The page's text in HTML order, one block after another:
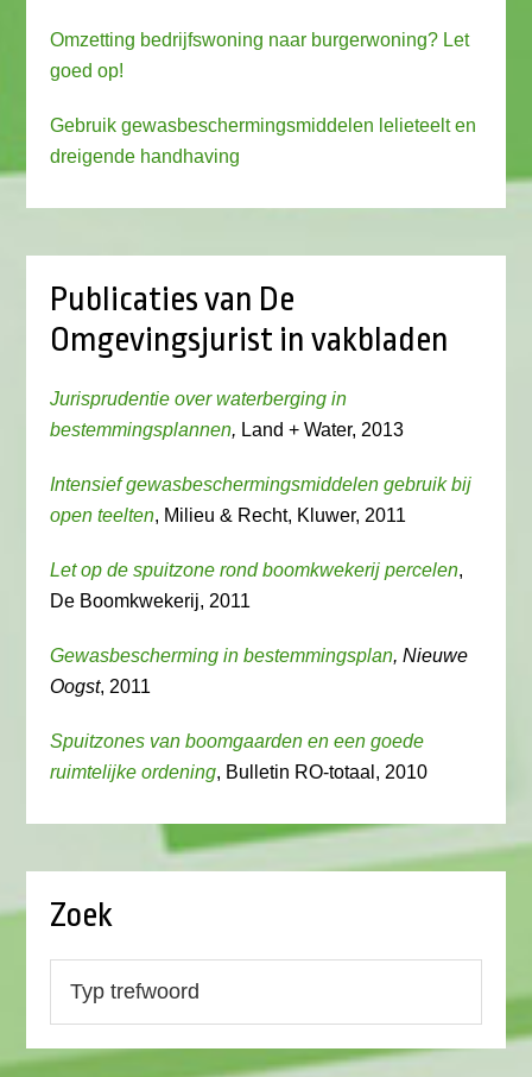
Omzetting bedrijfswoning naar burgerwoning? Let
goed op!
Gebruik gewasbeschermingsmiddelen lelieteelt en
dreigende handhaving
Publicaties van De
Omgevingsjurist in vakbladen
Jurisprudentie over waterberging in
bestemmingsplannen, Land + Water, 2013
Intensief gewasbeschermingsmiddelen gebruik bij
open teelten, Milieu & Recht, Kluwer, 2011
Let op de spuitzone rond boomkwekerij percelen,
De Boomkwekerij, 2011
Gewasbescherming in bestemmingsplan, Nieuwe
Oogst, 2011
Spuitzones van boomgaarden en een goede
ruimtelijke ordening, Bulletin RO-totaal, 2010
Zoek